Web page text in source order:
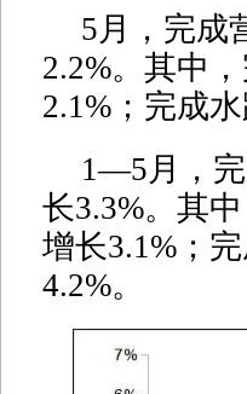
5月，完成
2.2%。其中
2.1%；完成
1—5月，完
长3.3%。其
增长3.1%；
4.2%。